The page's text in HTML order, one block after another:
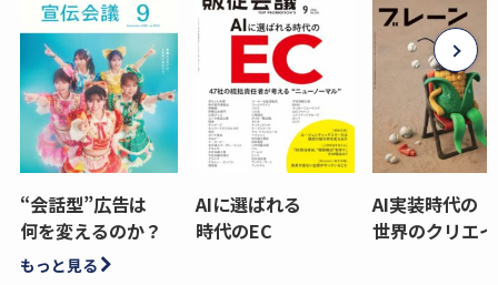
“会話型”広告は
何を変えるのか？
AIに選ばれる
時代のEC
AI実装時代の
世界のクリエ
もっと見る